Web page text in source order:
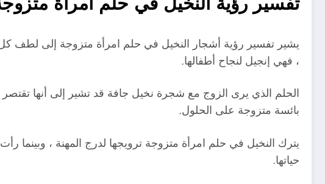
يشير تفسير رؤية أشجار النخيل في حلم امرأة متزوجة إلى لطف
، فهي إنجيل لنجاح أطفالها.
الحلم الذي يرى الزوج مع شجرة نخيل جافة قد تشير إلى أنها
بائسة متزوجة على الحلول.
يترك النخيل في حلم امرأة متزوجة ترويجها لدرج المهنة ، وبينما
حياتها.